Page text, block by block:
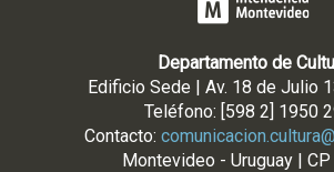
Departamento de
Edificio Sede | Av. 18 de Julio
Teléfono: [598 2] 1950
Contacto:
Montevideo - Uruguay |